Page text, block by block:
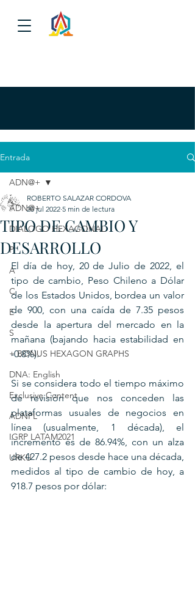
Entrada
ADN@+
DIALOGO HEXAGONAL
P
A
C
E
S
+ BONUS HEXAGON GRAPHS
DNA: English
Exclusive Content
ADNPL
IGRP LATAM2021
URKU
ADN@+
TIPO DE CAMBIO Y
DESARROLLO
ROBERTO SALAZAR CORDOVA
20 jul 2022 5 min de lectura
El día de hoy, 20 de Julio de 2022, el
tipo de cambio, Peso Chileno a Dólar
de los Estados Unidos, bordea un valor
de 900, con una caída de 7.35 pesos
desde la apertura del mercado en la
mañana (bajando hacia estabilidad en
-0.8%).
Si se considera todo el tiempo máximo
de revisión que nos conceden las
plataformas usuales de negocios en
línea (usualmente, 1 década), el
incremento es de 86.94%, con un alza
de 427.2 pesos desde hace una década,
medidos al tipo de cambio de hoy, a
918.7 pesos por dólar: